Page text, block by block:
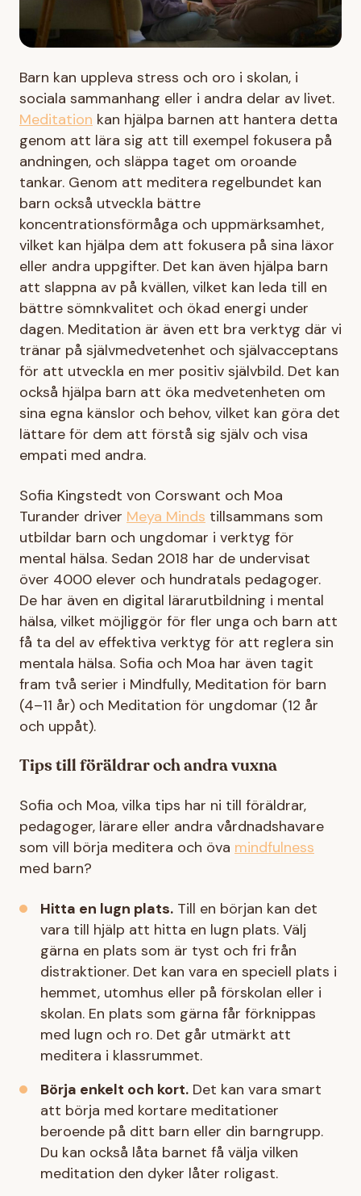
Barn kan uppleva stress och oro i skolan, i
sociala sammanhang eller i andra delar av livet.
Meditation kan hjälpa barnen att hantera detta
genom att lära sig att till exempel fokusera på
andningen, och släppa taget om oroande
tankar. Genom att meditera regelbundet kan
barn också utveckla bättre
koncentrationsförmåga och uppmärksamhet,
vilket kan hjälpa dem att fokusera på sina läxor
eller andra uppgifter. Det kan även hjälpa barn
att slappna av på kvällen, vilket kan leda till en
bättre sömnkvalitet och ökad energi under
dagen. Meditation är även ett bra verktyg där vi
tränar på självmedvetenhet och självacceptans
för att utveckla en mer positiv självbild. Det kan
också hjälpa barn att öka medvetenheten om
sina egna känslor och behov, vilket kan göra det
lättare för dem att förstå sig själv och visa
empati med andra.
Sofia Kingstedt von Corswant och Moa
Turander driver Meya Minds tillsammans som
utbildar barn och ungdomar i verktyg för
mental hälsa. Sedan 2018 har de undervisat
över 4000 elever och hundratals pedagoger.
De har även en digital lärarutbildning i mental
hälsa, vilket möjliggör för fler unga och barn att
få ta del av effektiva verktyg för att reglera sin
mentala hälsa. Sofia och Moa har även tagit
fram två serier i Mindfully, Meditation för barn
(4–11 år) och Meditation för ungdomar (12 år
och uppåt).
Tips till föräldrar och andra vuxna
Sofia och Moa, vilka tips har ni till föräldrar,
pedagoger, lärare eller andra vårdnadshavare
som vill börja meditera och öva mindfulness
med barn?
Hitta en lugn plats. Till en början kan det
vara till hjälp att hitta en lugn plats. Välj
gärna en plats som är tyst och fri från
distraktioner. Det kan vara en speciell plats i
hemmet, utomhus eller på förskolan eller i
skolan. En plats som gärna får förknippas
med lugn och ro. Det går utmärkt att
meditera i klassrummet.
Börja enkelt och kort. Det kan vara smart
att börja med kortare meditationer
beroende på ditt barn eller din barngrupp.
Du kan också låta barnet få välja vilken
meditation den dyker låter roligast.